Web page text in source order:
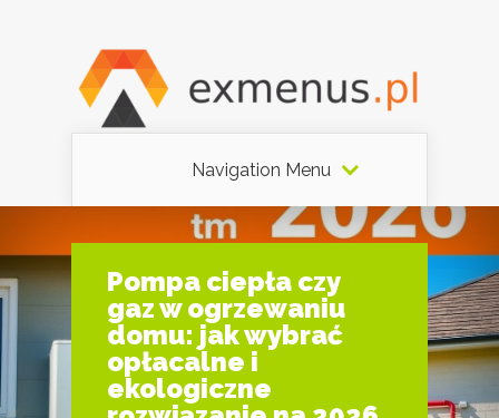
Navigation Menu
Pompa ciepła czy
gaz w ogrzewaniu
domu: jak wybrać
opłacalne i
ekologiczne